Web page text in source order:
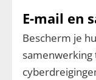
E-mail en
Bescherm je
samenwerking